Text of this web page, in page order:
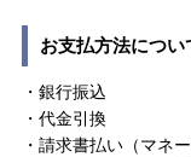
お支払方法につい
・銀行振込
・代金引換
・請求書払い（マネ